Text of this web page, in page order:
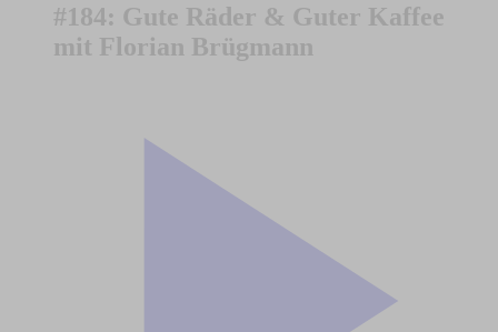
#184: Gute Räder & Guter Kaffee
mit Florian Brügmann